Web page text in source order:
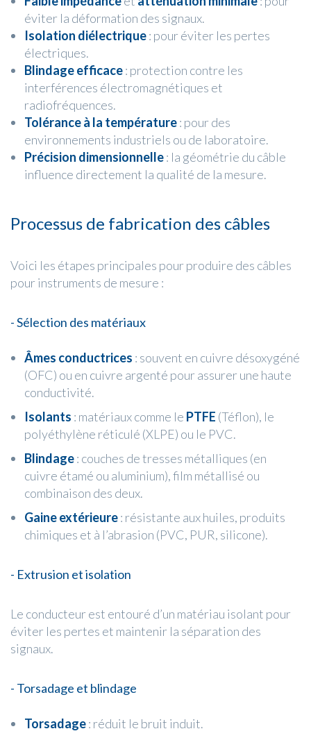
éviter la déformation des signaux.
Isolation diélectrique: pour éviter les pertes
électriques.
Blindage efficace: protection contre les
interférences électromagnétiques et
radiofréquences.
Tolérance à la température: pour des
environnements industriels ou de laboratoire.
Précision dimensionnelle: la géométrie du câble
influence directement la qualité de la mesure.
Processus de fabrication des câbles
Voici les étapes principales pour produire des câbles
pour instruments de mesure :
- Sélection des matériaux
Âmes conductrices : souvent en cuivre désoxygéné
(OFC) ou en cuivre argenté pour assurer une haute
conductivité.
Isolants : matériaux comme le PTFE (Téflon), le
polyéthylène réticulé (XLPE) ou le PVC.
Blindage: couches de tresses métalliques (en
cuivre étamé ou aluminium), film métallisé ou
combinaison des deux.
Gaine extérieure: résistante aux huiles, produits
chimiques et à l’abrasion (PVC, PUR, silicone).
- Extrusion et isolation
Le conducteur est entouré d’un matériau isolant pour
éviter les pertes et maintenir la séparation des
signaux.
- Torsadage et blindage
Torsadage: réduit le bruit induit.